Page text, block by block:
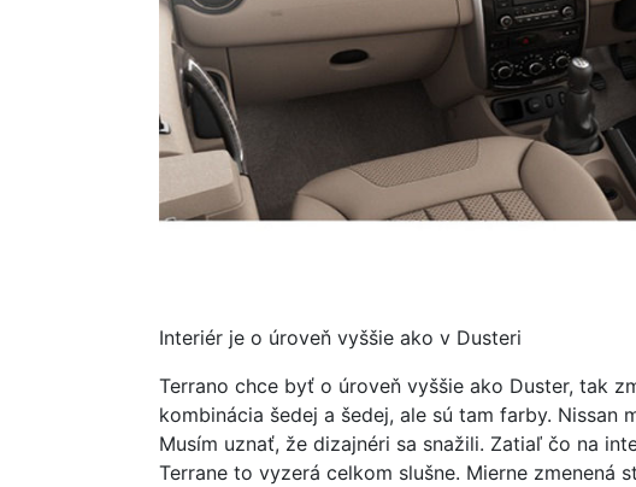
Interiér je o úroveň vyššie ako v Dusteri
Terrano chce byť o úroveň vyššie ako Duster, tak
kombinácia šedej a šedej, ale sú tam farby. Nissan
Musím uznať, že dizajnéri sa snažili. Zatiaľ čo na
Terrane to vyzerá celkom slušne. Mierne zmenená